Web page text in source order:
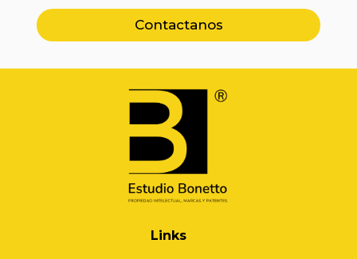
Contactanos
Links